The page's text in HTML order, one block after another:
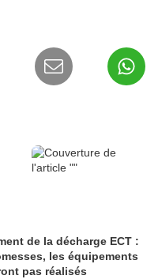
de la décharge ECT :
les équipements
pas réalisés